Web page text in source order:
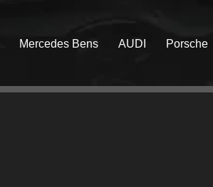
Mercedes Bens AUDI Porsche